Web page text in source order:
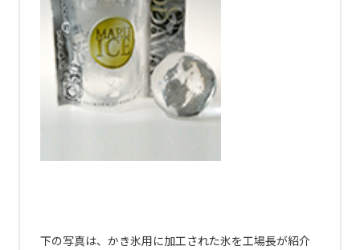
下の写真は、かき氷用に加工された氷を工場長が紹介